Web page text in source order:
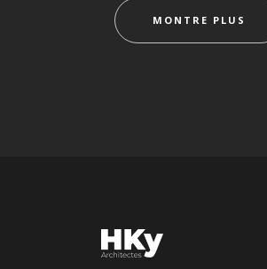
MONTRE PLUS